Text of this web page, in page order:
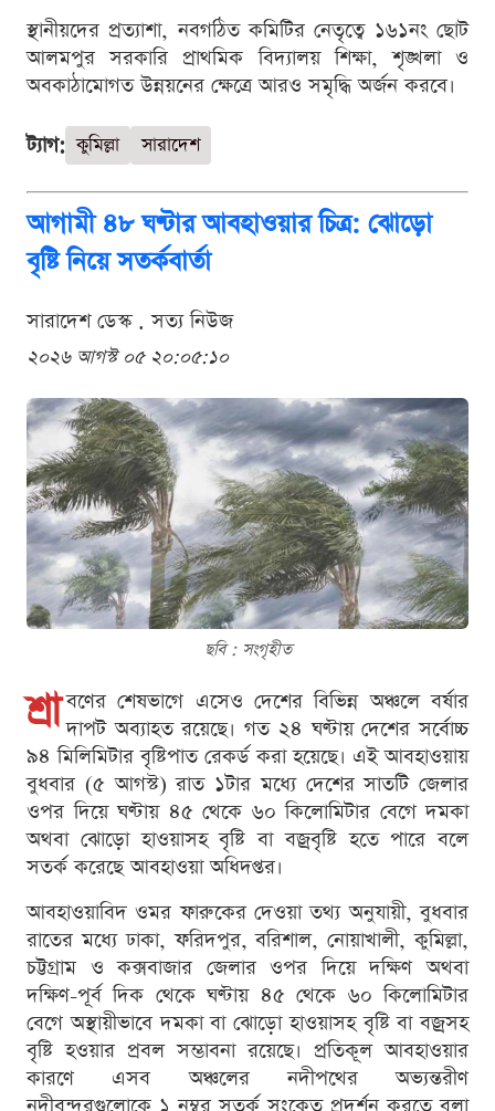
স্থানীয়দের প্রত্যাশা, নবগঠিত কমিটির নেতৃত্বে ১৬১নং ছোট
আলমপুর সরকারি প্রাথমিক বিদ্যালয় শিক্ষা, শৃঙ্খলা ও
অবকাঠামোগত উন্নয়নের ক্ষেত্রে আরও সমৃদ্ধি অর্জন করবে।
ট্যাগ: কুমিল্লা সারাদেশ
আগামী ৪৮ ঘণ্টার আবহাওয়ার চিত্র: ঝোড়ো
বৃষ্টি নিয়ে সতর্কবার্তা
সারাদেশ ডেস্ক . সত্য নিউজ
২০২৬ আগস্ট ০৫ ২০:০৫:১০
ছবি : সংগৃহীত
শ্রা বণের শেষভাগে এসেও দেশের বিভিন্ন অঞ্চলে বর্ষার
দাপট অব্যাহত রয়েছে। গত ২৪ ঘণ্টায় দেশের সর্বোচ্চ
৯৪ মিলিমিটার বৃষ্টিপাত রেকর্ড করা হয়েছে। এই আবহাওয়ায়
বুধবার (৫ আগস্ট) রাত ১টার মধ্যে দেশের সাতটি জেলার
ওপর দিয়ে ঘণ্টায় ৪৫ থেকে ৬০ কিলোমিটার বেগে দমকা
অথবা ঝোড়ো হাওয়াসহ বৃষ্টি বা বজ্রবৃষ্টি হতে পারে বলে
সতর্ক করেছে আবহাওয়া অধিদপ্তর।
আবহাওয়াবিদ ওমর ফারুকের দেওয়া তথ্য অনুযায়ী, বুধবার
রাতের মধ্যে ঢাকা, ফরিদপুর, বরিশাল, নোয়াখালী, কুমিল্লা,
চট্টগ্রাম ও কক্সবাজার জেলার ওপর দিয়ে দক্ষিণ অথবা
দক্ষিণ-পূর্ব দিক থেকে ঘণ্টায় ৪৫ থেকে ৬০ কিলোমিটার
বেগে অস্থায়ীভাবে দমকা বা ঝোড়ো হাওয়াসহ বৃষ্টি বা বজ্রসহ
বৃষ্টি হওয়ার প্রবল সম্ভাবনা রয়েছে। প্রতিকূল আবহাওয়ার
কারণে এসব অঞ্চলের নদীপথের অভ্যন্তরীণ